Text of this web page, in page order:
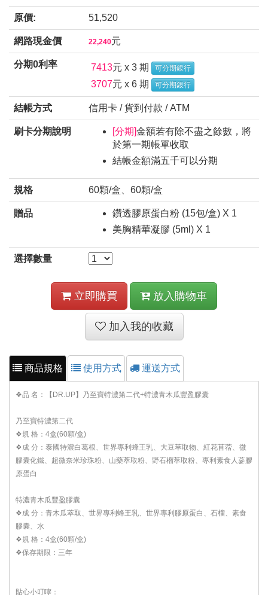
原價: 51,520
網路現金價 22,240元
分期0利率 7413元 x 3 期 可分期銀行
3707元 x 6 期 可分期銀行
結帳方式 信用卡 / 貨到付款 / ATM
刷卡分期說明 [分期] 金額若有除不盡之餘數，將
於第一期帳單收取
結帳金額滿五千可以分期
規格 60顆/盒、60顆/盒
贈品
鑽透膠原蛋白粉 (15包/盒) X 1
美胸精華凝膠 (5ml) X 1
選擇數量
立即購買 放入購物車
加入我的收藏
商品規格 使用方式 運送方式
❖品 名：【DR.UP】乃至寶特濃第二代+特濃青木瓜豐盈膠囊
乃至寶特濃第二代
❖規 格：4盒(60顆/盒)
❖成 分：泰國特濃白葛根、世界專利蜂王乳、大豆萃取物、紅花苜蓿、微
膠囊化鐵、超微奈米珍珠粉、山藥萃取粉、野石榴萃取粉、專利素食人蔘膠
原蛋白
特濃青木瓜豐盈膠囊
❖成 分：青木瓜萃取、世界專利蜂王乳、世界專利膠原蛋白、石榴、素食
膠囊、水
❖規 格：4盒(60顆/盒)
❖保存期限：三年
貼心小叮嚀：